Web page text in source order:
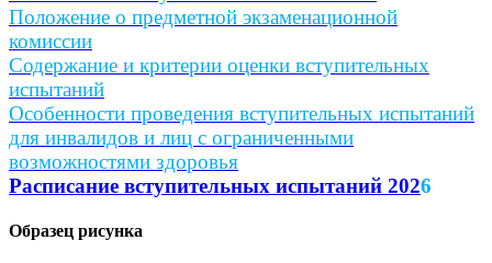
Положение о предметной экзаменационной
комиссии
Содержание и критерии оценки вступительных
испытаний
Особенности проведения вступительных испытаний
для инвалидов и лиц с ограниченными
возможностями здоровья
Расписание вступительных испытаний 2026
Образец рисунка